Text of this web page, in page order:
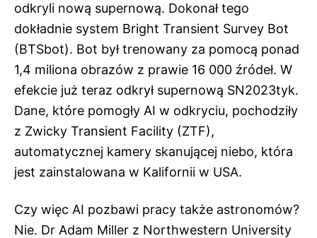
odkryli nową supernową. Dokonał tego
dokładnie system Bright Transient Survey Bot
(BTSbot). Bot był trenowany za pomocą ponad
1,4 miliona obrazów z prawie 16 000 źródeł. W
efekcie już teraz odkrył supernową SN2023tyk.
Dane, które pomogły AI w odkryciu, pochodziły
z Zwicky Transient Facility (ZTF),
automatycznej kamery skanującej niebo, która
jest zainstalowana w Kalifornii w USA.
Czy więc AI pozbawi pracy także astronomów?
Nie. Dr Adam Miller z Northwestern University